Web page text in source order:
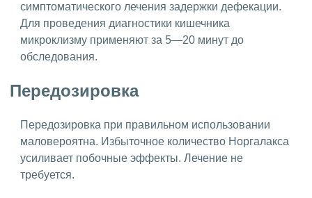
симптоматического лечения задержки дефекации.
Для проведения диагностики кишечника
микроклизму применяют за 5—20 минут до
обследования.
Передозировка
Передозировка при правильном использовании
маловероятна. Избыточное количество Норгалакса
усиливает побочные эффекты. Лечение не
требуется.